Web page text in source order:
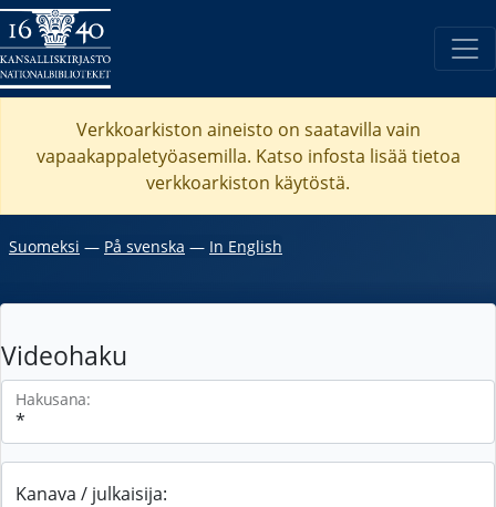
Verkkoarkiston aineisto on saatavilla vain
vapaakappaletyöasemilla. Katso infosta lisää tietoa
verkkoarkiston käytöstä.
Suomeksi ― På svenska ― In English
Videohaku
Hakusana:
Kanava / julkaisija: